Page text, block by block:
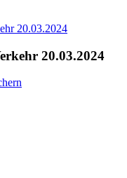
20.03.2024
20.03.2024